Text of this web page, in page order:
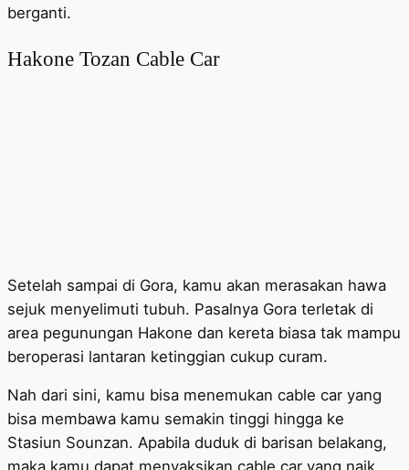
berganti.
Hakone Tozan Cable Car
Setelah sampai di Gora, kamu akan merasakan hawa
sejuk menyelimuti tubuh. Pasalnya Gora terletak di
area pegunungan Hakone dan kereta biasa tak mampu
beroperasi lantaran ketinggian cukup curam.
Nah dari sini, kamu bisa menemukan cable car yang
bisa membawa kamu semakin tinggi hingga ke
Stasiun Sounzan. Apabila duduk di barisan belakang,